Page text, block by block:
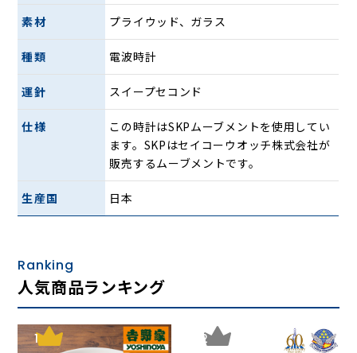
背面のムーブメントにはカバー付き。静音設計なので、寝室
でも快適にご使用いただけます。長く愛されるタイムレスな
す。
JIDAデザインミュージアムセレクション Vol.6 選定商品（日
本）
選定商品（日本）
素材 プライウッド、ガラス
種類 電波時計
運針 スイープセコンド
仕様
この時計はSKPムーブメントを使用してい
ます。SKPはセイコーウオッチ株式会社が
販売するムーブメントです。
生産国 日本
Ranking
人気商品ランキング
1 2